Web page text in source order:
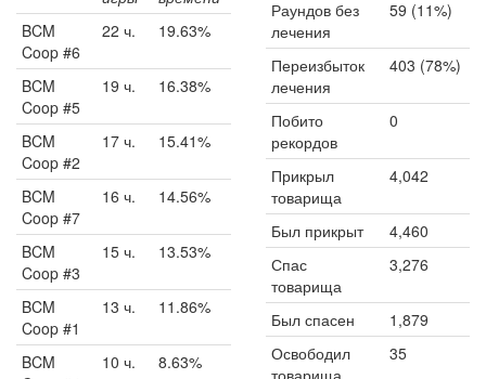
BCM
Coop #6
22 ч. 19.63%
BCM
Coop #5
19 ч. 16.38%
BCM
Coop #2
17 ч. 15.41%
BCM
Coop #7
16 ч. 14.56%
BCM
Coop #3
15 ч. 13.53%
BCM
Coop #1
13 ч. 11.86%
BCM
10 ч. 8.63%
Раундов без
лечения
59 (11%)
Переизбыток
лечения
403 (78%)
Побито
рекордов
0
Прикрыл
товарища
4,042
Был прикрыт
4,460
Спас
товарища
3,276
Был спасен
1,879
Освободил
товарища
35